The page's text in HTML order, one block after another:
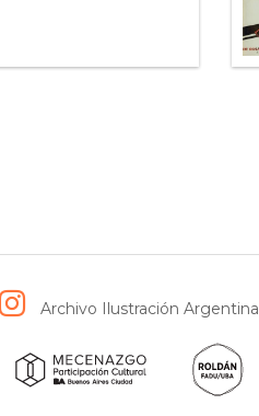
Archivo Ilustración Argentina